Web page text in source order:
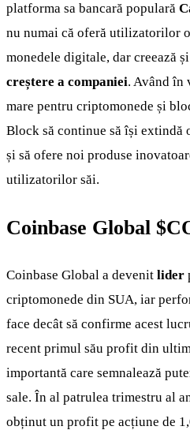
platforma sa bancară populară
nu numai că oferă utilizatorilor
monedele digitale, dar creează
creștere a companiei. Având în
mare pentru criptomonede și
Block să continue să își extindă
și să ofere noi produse
utilizatorilor săi.
Coinbase Global
Coinbase Global a devenit lider
criptomonede din SUA, iar
face decât să confirme acest
recent primul său profit din
importantă care semnalează
sale. În al patrulea trimestru al
obținut un profit pe acțiune de